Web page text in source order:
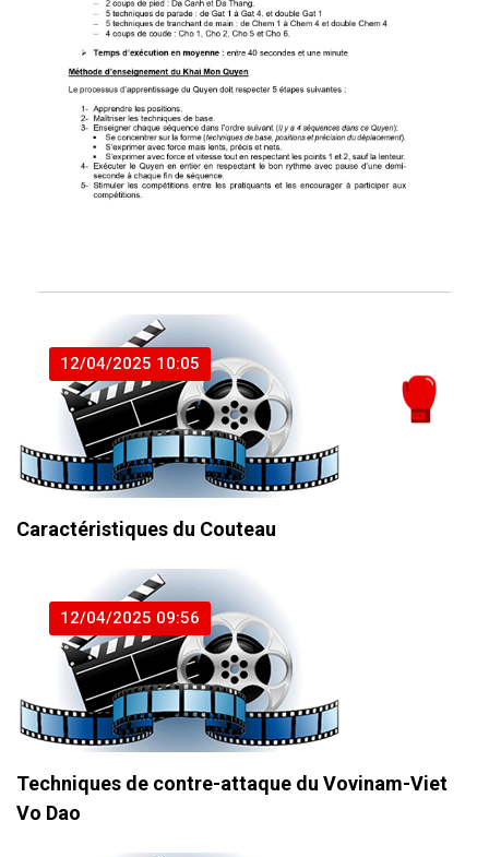
12/04/2025 10:05
Caractéristiques du Couteau
12/04/2025 09:56
Techniques de contre-attaque du Vovinam-Viet
Vo Dao